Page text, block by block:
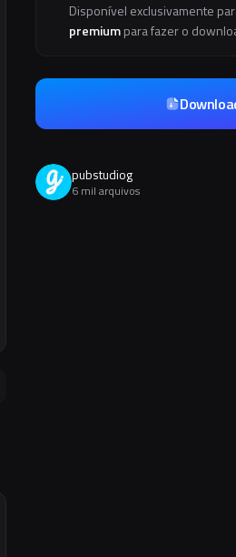
Disponível exclusivamente
premiumpara fazer o
pubstudiog
6 mil arquivos